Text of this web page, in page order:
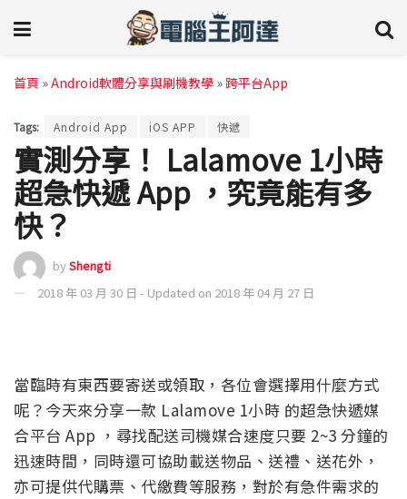
首頁 »Android軟體分享與刷機教學 »跨平台App
Tags: Android App iOS APP 快遞
實測分享！ Lalamove 1小時
超急快遞 App ，究竟能有多
快？
byShengti
2018 年 03 月 30 日 - Updated on 2018 年 04 月 27 日
當臨時有東西要寄送或領取，各位會選擇用什麼方式
呢？今天來分享一款 Lalamove 1小時 的超急快遞媒
合平台 App ，尋找配送司機媒合速度只要 2~3 分鐘的
迅速時間，同時還可協助載送物品、送禮、送花外，
亦可提供代購票、代繳費等服務，對於有急件需求的